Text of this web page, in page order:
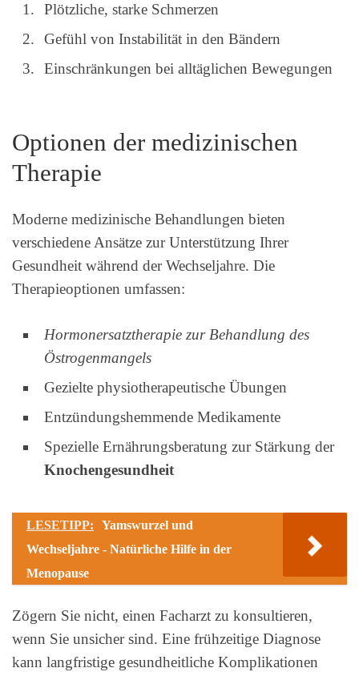
Plötzliche, starke Schmerzen
Gefühl von Instabilität in den Bändern
Einschränkungen bei alltäglichen Bewegungen
Optionen der medizinischen
Therapie
Moderne medizinische Behandlungen bieten
verschiedene Ansätze zur Unterstützung Ihrer
Gesundheit während der Wechseljahre. Die
Therapieoptionen umfassen:
Hormonersatztherapie zur Behandlung des
Östrogenmangels
Gezielte physiotherapeutische Übungen
Entzündungshemmende Medikamente
Spezielle Ernährungsberatung zur Stärkung der
Knochengesundheit
LESETIPP:
Yamswurzel und
Wechseljahre - Natürliche Hilfe in der
Menopause
Zögern Sie nicht, einen Facharzt zu konsultieren,
wenn Sie unsicher sind. Eine frühzeitige Diagnose
kann langfristige gesundheitliche Komplikationen